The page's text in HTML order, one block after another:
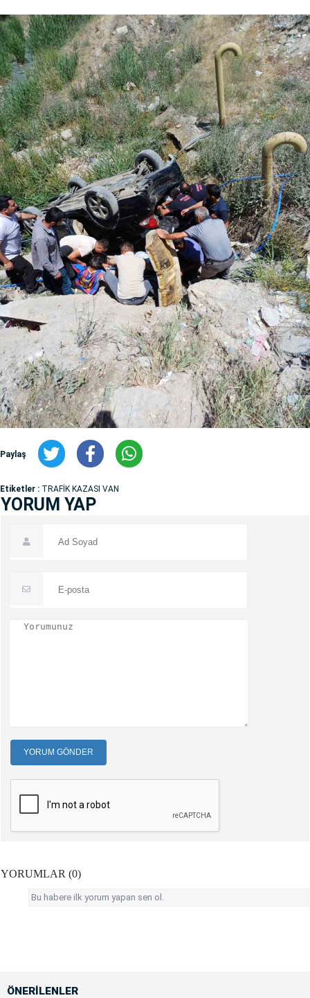
Paylaş
Etiketler : TRAFİK KAZASI VAN
YORUM YAP
YORUM GÖNDER
YORUMLAR (0)
Bu habere ilk yorum yapan sen ol.
ÖNERİLENLER